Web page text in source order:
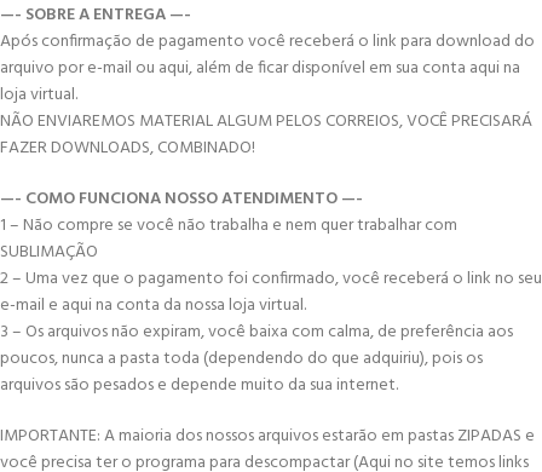
—- SOBRE A ENTREGA —-
Após confirmação de pagamento você receberá o link para download do
arquivo por e-mail ou aqui, além de ficar disponível em sua conta aqui na
loja virtual.
NÃO ENVIAREMOS MATERIAL ALGUM PELOS CORREIOS, VOCÊ PRECISARÁ
FAZER DOWNLOADS, COMBINADO!
—- COMO FUNCIONA NOSSO ATENDIMENTO —-
1 – Não compre se você não trabalha e nem quer trabalhar com
SUBLIMAÇÃO
2 – Uma vez que o pagamento foi confirmado, você receberá o link no seu
e-mail e aqui na conta da nossa loja virtual.
3 – Os arquivos não expiram, você baixa com calma, de preferência aos
poucos, nunca a pasta toda (dependendo do que adquiriu), pois os
arquivos são pesados e depende muito da sua internet.
IMPORTANTE: A maioria dos nossos arquivos estarão em pastas ZIPADAS e
você precisa ter o programa para descompactar (Aqui no site temos links